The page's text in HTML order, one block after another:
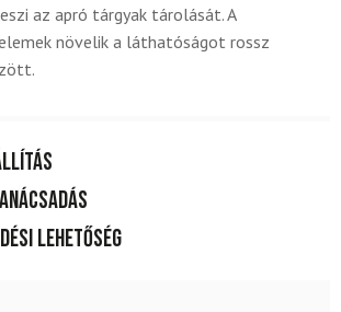
az apró tárgyak tárolását. A
növelik a láthatóságot rossz
lehetőség